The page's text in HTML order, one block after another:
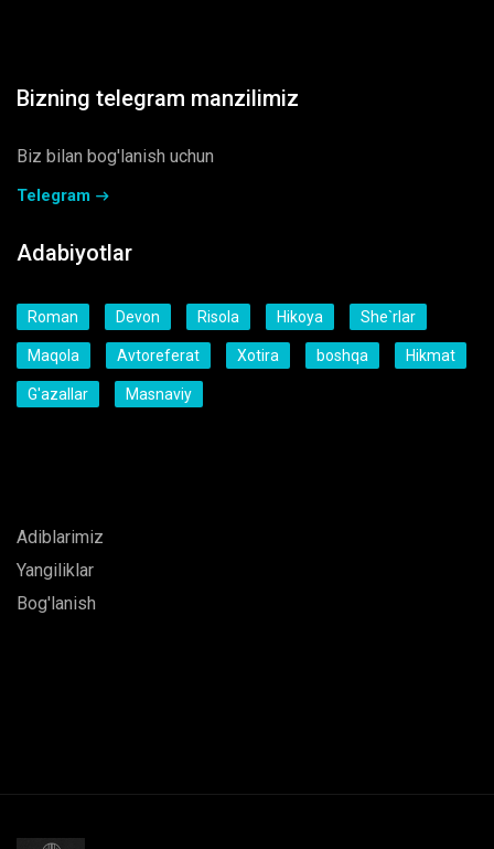
Bizning telegram manzilimiz
Biz bilan bog'lanish uchun
Telegram
Adabiyotlar
Roman Devon Risola Hikoya She`rlar
Maqola Avtoreferat Xotira boshqa Hikmat
G'azallar Masnaviy
Adiblarimiz
Yangiliklar
Bog'lanish